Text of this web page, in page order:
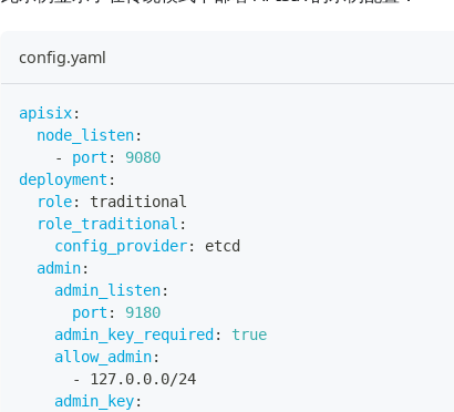
config.yaml
apisix:
node_listen:
-
port :
9080
deployment :
role:
traditional
role_traditional :
config_provider:
etcd
admin:
admin_listen:
port :
9180
admin_key_required :
true
allow_admin:
-
127.0.0.0/24
admin_key: